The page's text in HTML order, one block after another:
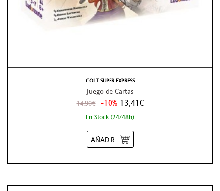
COLT SUPER EXPRESS
Juego de Cartas
14,90€ -10% 13,41€
En Stock (24/48h)
AÑADIR